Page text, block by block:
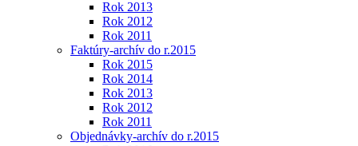
Rok 2013
Rok 2012
Rok 2011
Faktúry-archív do r.2015
Rok 2015
Rok 2014
Rok 2013
Rok 2012
Rok 2011
Objednávky-archív do r.2015